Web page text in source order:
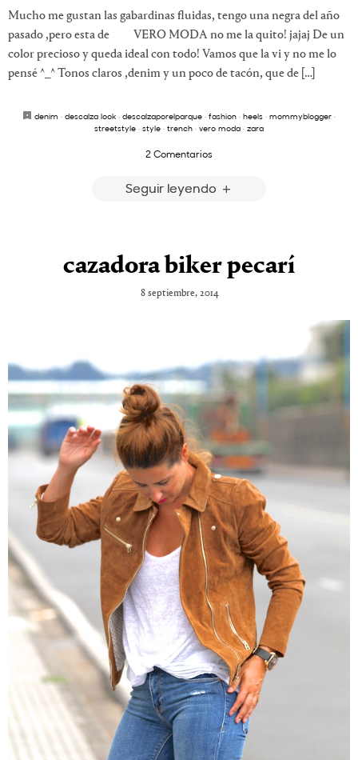
Mucho me gustan las gabardinas fluidas, tengo una negra del año
pasado ,pero esta de VERO MODA no me la quito! jajaj De un
color precioso y queda ideal con todo! Vamos que la vi y no me lo
pensé ^_^ Tonos claros ,denim y un poco de tacón, que de […]
denim · descalza look · descalzaporelparque · fashion · heels · mommyblogger ·
streetstyle · style · trench · vero moda · zara
2 Comentarios
Seguir leyendo
cazadora biker pecarí
8 septiembre, 2014